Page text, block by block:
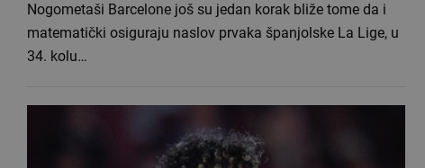
Nogometaši Barcelone još su jedan korak bliže tome da i
matematički osiguraju naslov prvaka španjolske La Lige, u
34. kolu…